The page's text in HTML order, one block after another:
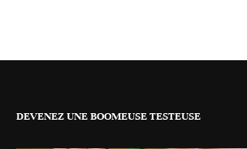
DEVENEZ UNE BOOMEUSE TESTEUSE